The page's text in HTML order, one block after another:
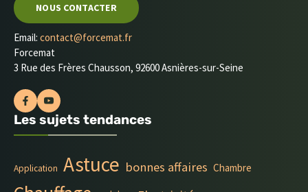
NOUS CONTACTER
Email: contact@forcemat.fr
Forcemat
3 Rue des Frères Chausson, 92600 Asnières-sur-Seine
Les sujets tendances
Application Astuce bonnes affaires Chambre